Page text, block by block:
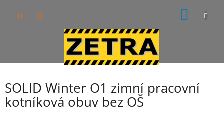
SOLID Winter O1 zimní pracovní
kotníková obuv bez OŠ